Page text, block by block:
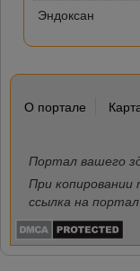
Эндоксан
О портале
Портал вашего
При
ссылка на портал